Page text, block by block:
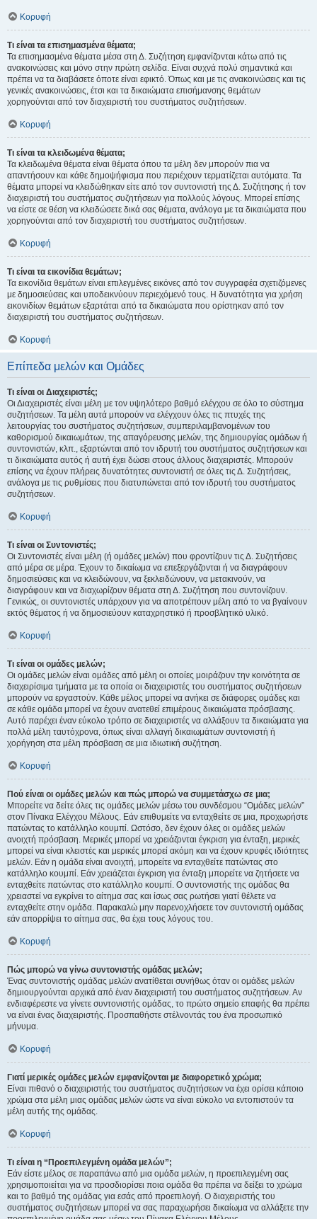
Κορυφή
Τι είναι τα επισημασμένα θέματα;
Τα επισημασμένα θέματα μέσα στη Δ. Συζήτηση εμφανίζονται κάτω από τις
ανακοινώσεις και μόνο στην πρώτη σελίδα. Είναι συχνά πολύ σημαντικά και
πρέπει να τα διαβάσετε όποτε είναι εφικτό. Όπως και με τις ανακοινώσεις και τις
γενικές ανακοινώσεις, έτσι και τα δικαιώματα επισήμανσης θεμάτων
χορηγούνται από τον διαχειριστή του συστήματος συζητήσεων.
Κορυφή
Τι είναι τα κλειδωμένα θέματα;
Τα κλειδωμένα θέματα είναι θέματα όπου τα μέλη δεν μπορούν πια να
απαντήσουν και κάθε δημοψήφισμα που περιέχουν τερματίζεται αυτόματα. Τα
θέματα μπορεί να κλειδώθηκαν είτε από τον συντονιστή της Δ. Συζήτησης ή τον
διαχειριστή του συστήματος συζητήσεων για πολλούς λόγους. Μπορεί επίσης
να είστε σε θέση να κλειδώσετε δικά σας θέματα, ανάλογα με τα δικαιώματα που
χορηγούνται από τον διαχειριστή του συστήματος συζητήσεων.
Κορυφή
Τι είναι τα εικονίδια θεμάτων;
Τα εικονίδια θεμάτων είναι επιλεγμένες εικόνες από τον συγγραφέα σχετιζόμενες
με δημοσιεύσεις και υποδεικνύουν περιεχόμενό τους. Η δυνατότητα για χρήση
εικονιδίων θεμάτων εξαρτάται από τα δικαιώματα που ορίστηκαν από τον
διαχειριστή του συστήματος συζητήσεων.
Κορυφή
Επίπεδα μελών και Ομάδες
Τι είναι οι Διαχειριστές;
Οι Διαχειριστές είναι μέλη με τον υψηλότερο βαθμό ελέγχου σε όλο το σύστημα
συζητήσεων. Τα μέλη αυτά μπορούν να ελέγχουν όλες τις πτυχές της
λειτουργίας του συστήματος συζητήσεων, συμπεριλαμβανομένων του
καθορισμού δικαιωμάτων, της απαγόρευσης μελών, της δημιουργίας ομάδων ή
συντονιστών, κλπ., εξαρτώνται από τον ιδρυτή του συστήματος συζητήσεων και
τι δικαιώματα αυτός ή αυτή έχει δώσει στους άλλους διαχειριστές. Μπορούν
επίσης να έχουν πλήρεις δυνατότητες συντονιστή σε όλες τις Δ. Συζητήσεις,
ανάλογα με τις ρυθμίσεις που διατυπώνεται από τον ιδρυτή του συστήματος
συζητήσεων.
Κορυφή
Τι είναι οι Συντονιστές;
Οι Συντονιστές είναι μέλη (ή ομάδες μελών) που φροντίζουν τις Δ. Συζητήσεις
από μέρα σε μέρα. Έχουν το δικαίωμα να επεξεργάζονται ή να διαγράφουν
δημοσιεύσεις και να κλειδώνουν, να ξεκλειδώνουν, να μετακινούν, να
διαγράφουν και να διαχωρίζουν θέματα στη Δ. Συζήτηση που συντονίζουν.
Γενικώς, οι συντονιστές υπάρχουν για να αποτρέπουν μέλη από το να βγαίνουν
εκτός θέματος ή να δημοσιεύουν καταχρηστικό ή προσβλητικό υλικό.
Κορυφή
Τι είναι οι ομάδες μελών;
Οι ομάδες μελών είναι ομάδες από μέλη οι οποίες μοιράζουν την κοινότητα σε
διαχειρίσιμα τμήματα με τα οποία οι διαχειριστές του συστήματος συζητήσεων
μπορούν να εργαστούν. Κάθε μέλος μπορεί να ανήκει σε διάφορες ομάδες και
σε κάθε ομάδα μπορεί να έχουν ανατεθεί επιμέρους δικαιώματα πρόσβασης.
Αυτό παρέχει έναν εύκολο τρόπο σε διαχειριστές να αλλάξουν τα δικαιώματα για
πολλά μέλη ταυτόχρονα, όπως είναι αλλαγή δικαιωμάτων συντονιστή ή
χορήγηση στα μέλη πρόσβαση σε μια ιδιωτική συζήτηση.
Κορυφή
Πού είναι οι ομάδες μελών και πώς μπορώ να συμμετάσχω σε μια;
Μπορείτε να δείτε όλες τις ομάδες μελών μέσω του συνδέσμου “Ομάδες μελών”
στον Πίνακα Ελέγχου Μέλους. Εάν επιθυμείτε να ενταχθείτε σε μια, προχωρήστε
πατώντας το κατάλληλο κουμπί. Ωστόσο, δεν έχουν όλες οι ομάδες μελών
ανοιχτή πρόσβαση. Μερικές μπορεί να χρειάζονται έγκριση για ένταξη, μερικές
μπορεί να είναι κλειστές και μερικές μπορεί ακόμη και να έχουν κρυφές ιδιότητες
μελών. Εάν η ομάδα είναι ανοιχτή, μπορείτε να ενταχθείτε πατώντας στο
κατάλληλο κουμπί. Εάν χρειάζεται έγκριση για ένταξη μπορείτε να ζητήσετε να
ενταχθείτε πατώντας στο κατάλληλο κουμπί. Ο συντονιστής της ομάδας θα
χρειαστεί να εγκρίνει το αίτημα σας και ίσως σας ρωτήσει γιατί θέλετε να
ενταχθείτε στην ομάδα. Παρακαλώ μην παρενοχλήσετε τον συντονιστή ομάδας
εάν απορρίψει το αίτημα σας, θα έχει τους λόγους του.
Κορυφή
Πώς μπορώ να γίνω συντονιστής ομάδας μελών;
Ένας συντονιστής ομάδας μελών ανατίθεται συνήθως όταν οι ομάδες μελών
δημιουργούνται αρχικά από έναν διαχειριστή του συστήματος συζητήσεων. Αν
ενδιαφέρεστε να γίνετε συντονιστής ομάδας, το πρώτο σημείο επαφής θα πρέπει
να είναι ένας διαχειριστής. Προσπαθήστε στέλνοντάς του ένα προσωπικό
μήνυμα.
Κορυφή
Γιατί μερικές ομάδες μελών εμφανίζονται με διαφορετικό χρώμα;
Είναι πιθανό ο διαχειριστής του συστήματος συζητήσεων να έχει ορίσει κάποιο
χρώμα στα μέλη μιας ομάδας μελών ώστε να είναι εύκολο να εντοπιστούν τα
μέλη αυτής της ομάδας.
Κορυφή
Τι είναι η “Προεπιλεγμένη ομάδα μελών”;
Εάν είστε μέλος σε παραπάνω από μια ομάδα μελών, η προεπιλεγμένη σας
χρησιμοποιείται για να προσδιορίσει ποια ομάδα θα πρέπει να δείξει το χρώμα
και το βαθμό της ομάδας για εσάς από προεπιλογή. Ο διαχειριστής του
συστήματος συζητήσεων μπορεί να σας παραχωρήσει δικαίωμα να αλλάξετε την